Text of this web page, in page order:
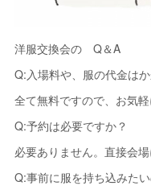
洋服交換会の Q＆A
Q:入場料や、服の代金は
全て無料ですので、お気
Q:予約は必要ですか？
必要ありません。直接会場
Q:事前に服を持ち込みた